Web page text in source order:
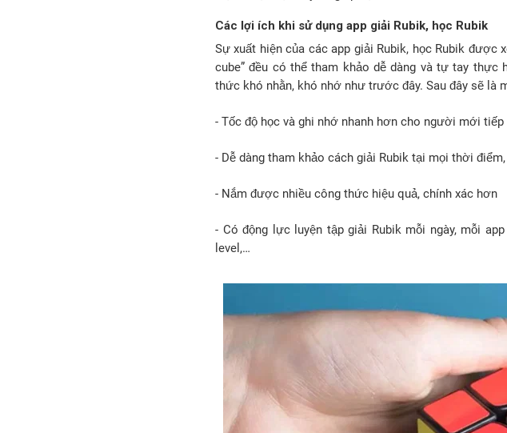
Các lợi ích khi sử dụng app giải Rubik, học Rubik
Sự xuất hiện của các app giải Rubik, học Rubik được
cube” đều có thể tham khảo dễ dàng và tự tay
thức khó nhằn, khó nhớ như trước đây. Sau đây sẽ là
- Tốc độ học và ghi nhớ nhanh hơn cho người mới
- Dễ dàng tham khảo cách giải Rubik tại mọi thời
- Nắm được nhiều công thức hiệu quả, chính xác hơn
- Có động lực luyện tập giải Rubik mỗi ngày, mỗi
level,…